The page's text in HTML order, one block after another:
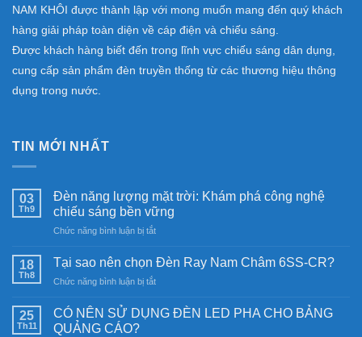
NAM KHÔI được thành lập với mong muốn mang đến quý khách
hàng giải pháp toàn diện về cáp điện và chiếu sáng.
Được khách hàng biết đến trong lĩnh vực chiếu sáng dân dụng,
cung cấp sản phẩm đèn truyền thống từ các thương hiệu thông
dụng trong nước.
TIN MỚI NHẤT
03
Th9
Đèn năng lượng mặt trời: Khám phá công nghệ
chiếu sáng bền vững
Chức năng bình luận bị tắtở
năng
mặt
Khám
18
Th8
Tại sao nên chọn Đèn Ray Nam Châm 6SS-CR?
Chức năng bình luận bị tắtở
sao
25
Th11
CÓ NÊN SỬ DỤNG ĐÈN LED PHA CHO BẢNG
QUẢNG CÁO?